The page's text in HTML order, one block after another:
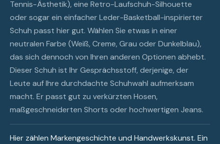
Tennis-Ästhetik), eine Retro-Laufschuh-Silhouette
oder sogar ein einfacher Leder-Basketball-inspirierter
Schuh passt hier gut. Wählen Sie etwas in einer
neutralen Farbe (Weiß, Creme, Grau oder Dunkelblau),
das sich dennoch von Ihren anderen Optionen abhebt.
Dieser Schuh ist Ihr Gesprächsstoff, derjenige, der
Leute auf Ihre durchdachte Schuhwahl aufmerksam
macht. Er passt gut zu verkürzten Hosen,
maßgeschneiderten Shorts oder hochwertigen Jeans.
Hier zählen Markengeschichte und Handwerkskunst. Ein